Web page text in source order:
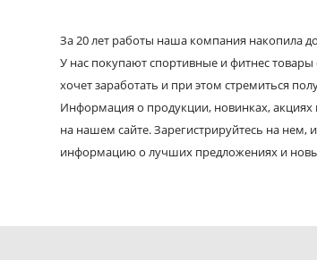
За 20 лет работы наша компания накопила
У нас покупают спортивные и фитнес
хочет заработать и при этом стремиться
Информация о продукции, новинках, акциях
на нашем сайте. Зарегистрируйтесь на нем,
информацию о лучших предложениях и